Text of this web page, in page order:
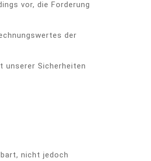
vor, die Forderung
der
unserer Sicherheiten
nicht jedoch